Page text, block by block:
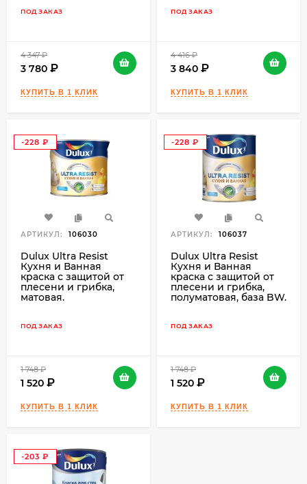
ПОД ЗАКАЗ
4 347
3 780
ПОД ЗАКАЗ
4 416
3 840
-228
АРТИКУЛ: 106030
Dulux Ultra Resist
Кухня и Ванная
краска с защитой от
плесени и грибка,
матовая.
ПОД ЗАКАЗ
1 748
1 520
-228
АРТИКУЛ: 106037
Dulux Ultra Resist
Кухня и Ванная
краска с защитой от
плесени и грибка,
полуматовая, база BW.
ПОД ЗАКАЗ
1 748
1 520
-203